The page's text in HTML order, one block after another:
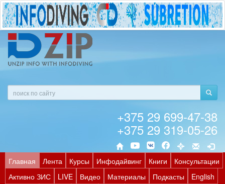
+375 29 699-47-38
+375 29 319-05-26
Главная Лента Курсы Инфодайвинг Книги
Консультации
Активно ЗИС
LIVE Видео Материалы Подкасты
English